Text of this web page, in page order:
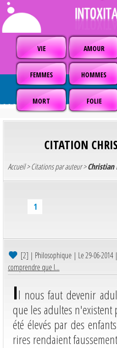
VIE AMOUR
FEMMES HOMMES
MORT FOLIE
CITATION
Accueil>Citations par auteur>
1
[2] | Philosophique | Le 29-06-2014 |
comprendre que l...
Il nous faut devenir
que les adultes n'existent
été élevés par des
rires rendaient